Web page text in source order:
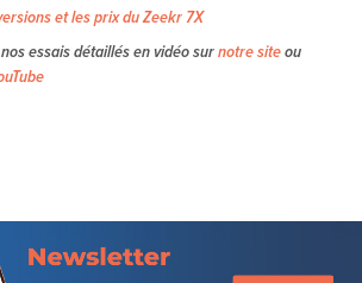
et les prix du Zeekr 7X
essais détaillés en vidéo surnotre siteou